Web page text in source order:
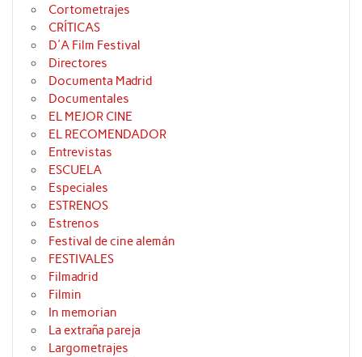
Cortometrajes
CRÍTICAS
D'A Film Festival
Directores
Documenta Madrid
Documentales
EL MEJOR CINE
EL RECOMENDADOR
Entrevistas
ESCUELA
Especiales
ESTRENOS
Estrenos
Festival de cine alemán
FESTIVALES
Filmadrid
Filmin
In memorian
La extraña pareja
Largometrajes